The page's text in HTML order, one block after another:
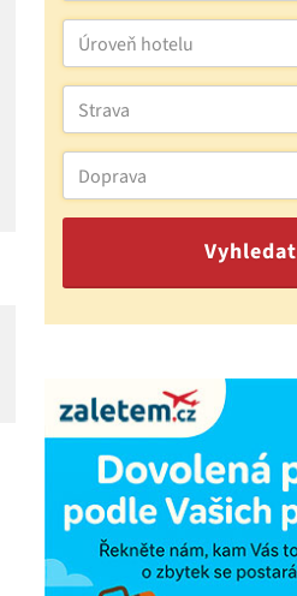
Úroveň hotelu
Strava
Doprava
Vyhledat